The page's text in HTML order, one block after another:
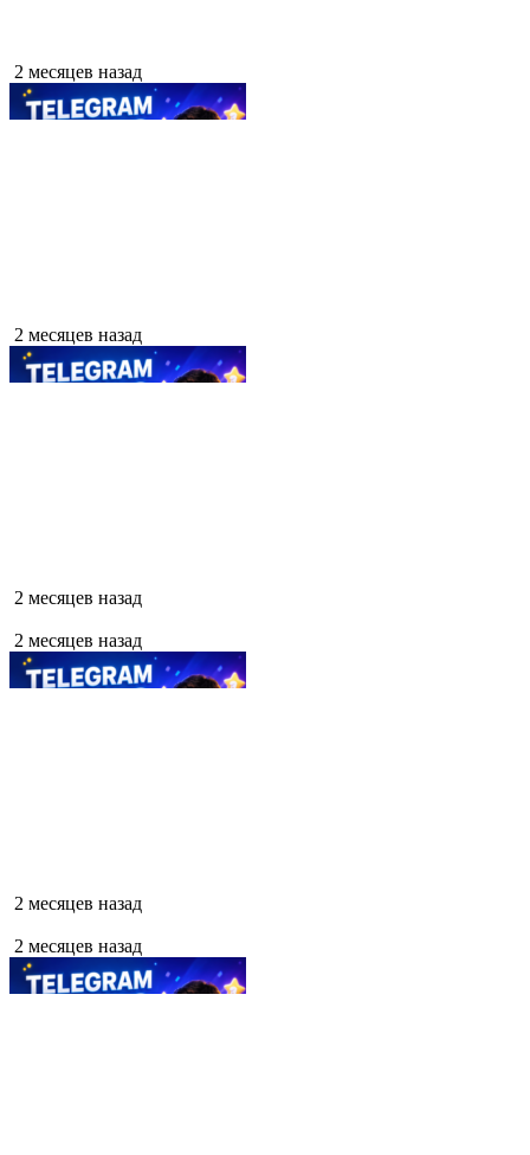
2 месяцев назад
2 месяцев назад
2 месяцев назад
2 месяцев назад
2 месяцев назад
2 месяцев назад